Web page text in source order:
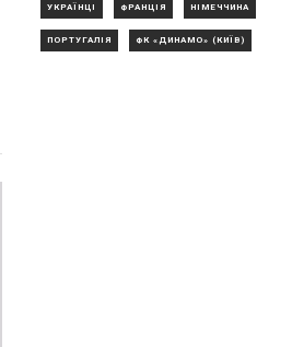
УКРАЇНЦІ ФРАНЦІЯ НІМЕЧЧИНА
ПОРТУГАЛІЯ ФК «ДИНАМО» (КИЇВ)